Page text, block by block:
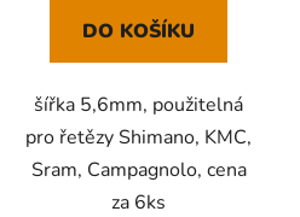
DO KOŠÍKU
šířka 5,6mm, použitelná
pro řetězy Shimano, KMC,
Sram, Campagnolo, cena
za 6ks